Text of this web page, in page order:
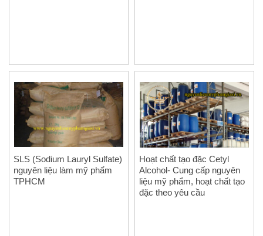
SLS (Sodium Lauryl Sulfate)
nguyên liệu làm mỹ phẩm
TPHCM
Hoạt chất tạo đặc Cetyl
Alcohol- Cung cấp nguyên
liệu mỹ phẩm, hoạt chất tạo
đặc theo yêu cầu